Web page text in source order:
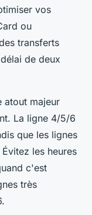
vos
ou
transferts
de deux
atout majeur
La ligne 4/5/6
que les lignes
les heures
c'est
très